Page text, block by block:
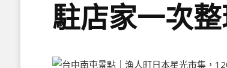
駐店家一次整